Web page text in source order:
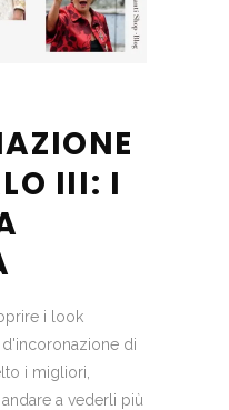
III: I
i look
di
i migliori,
a vederli più